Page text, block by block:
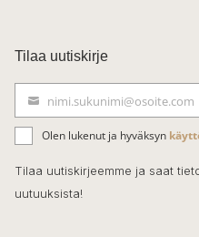
c
e
b
o
o
k
Tilaa uutiskirje
ä
h
k
p
nimi.sukunimi@osoite.com
Olen lukenut ja hyväksyn
Tilaa uutiskirjeemme ja saat
uutuuksista!